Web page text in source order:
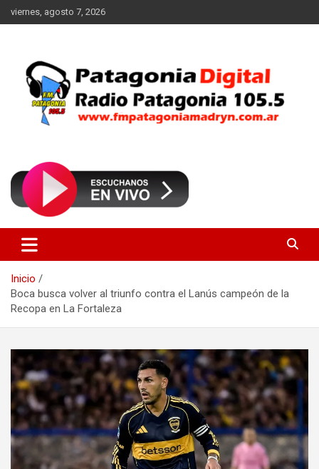
Saltar
al
viernes, agosto 7, 2026
FM Patagonia Madryn
Inicio
Boca busca volver al triunfo contra el Lanús campeón de la
Recopa en La Fortaleza